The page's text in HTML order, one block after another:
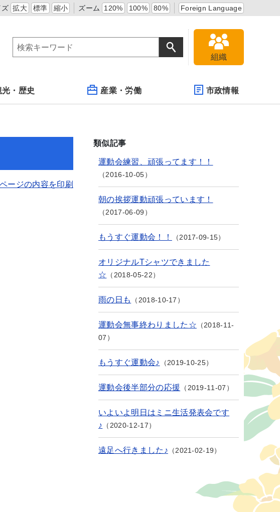
ズ 拡大 標準 縮小 ズーム 120% 100% 80% Foreign Language
組織
光・歴史 産業・労働 市政情報
ページの内容を印刷
類似記事
運動会練習、頑張ってます！！
2016-10-05
朝の挨拶運動頑張っています！
2017-06-09
もうすぐ運動会！！ 2017-09-15
オリジナルTシャツできました
☆
2018-05-22
雨の日も 2018-10-17
運動会無事終わりました☆
2018-11-
07
もうすぐ運動会♪ 2019-10-25
運動会後半部分の応援 2019-11-07
いよいよ明日はミニ生活発表会です
♪
2020-12-17
遠足へ行きました♪ 2021-02-19